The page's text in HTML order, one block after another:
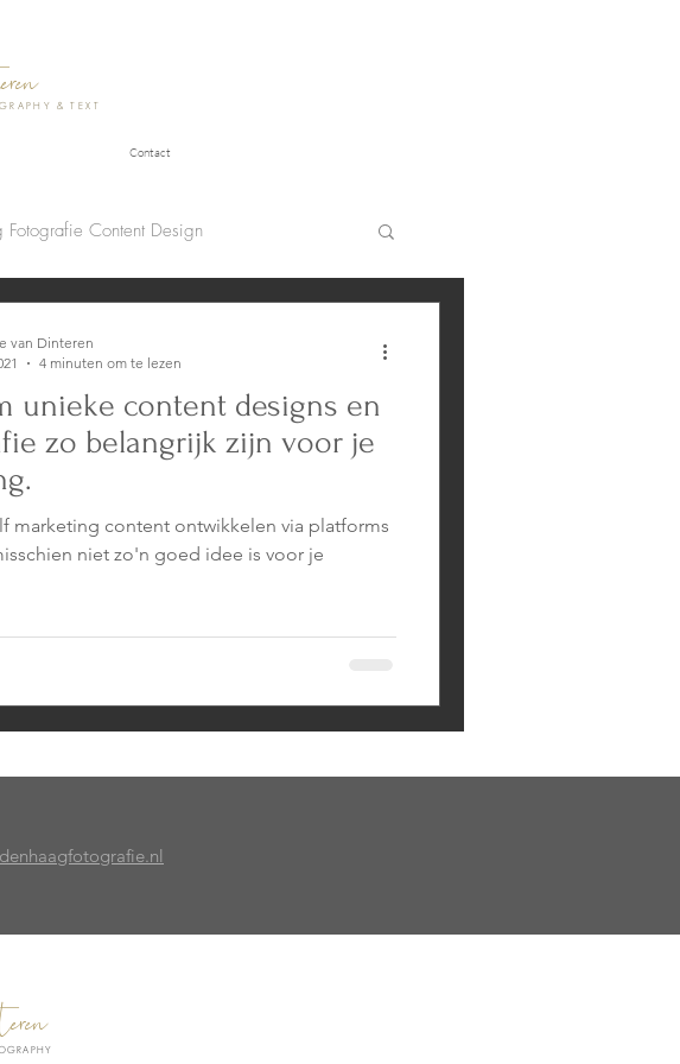
& TEXT
Contact
Fotografie Content Design
unieke content designs en
zo belangrijk zijn voor je
marketing content ontwikkelen via platforms
niet zo'n goed idee is voor je
van Dinteren
4 minuten om te lezen